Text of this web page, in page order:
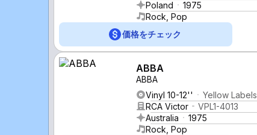
Poland
1975
Rock, Pop
価格をチェック
ABBA
ABBA
Vinyl 10-12''
Yellow Labels
RCA Victor
VPL1-4013
Australia
1975
Rock, Pop